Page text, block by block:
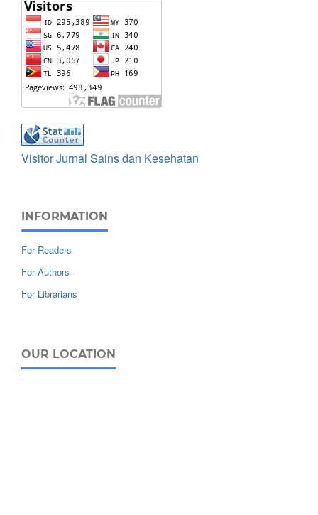
Visitor Jurnal Sains dan Kesehatan
INFORMATION
For Readers
For Authors
For Librarians
OUR LOCATION